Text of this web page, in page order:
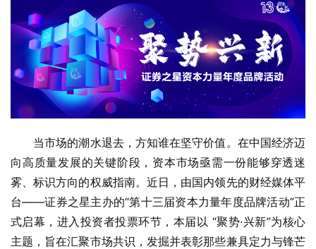
当市场的潮水退去，方知谁在坚守价值。在中国经济迈
向高质量发展的关键阶段，资本市场亟需一份能够穿透迷
雾、标识方向的权威指南。近日，由国内领先的财经媒体平
台——证券之星主办的“第十三届资本力量年度品牌活动”正
式启幕，进入投资者投票环节，本届以 “聚势·兴新”为核心
主题，旨在汇聚市场共识，发掘并表彰那些兼具定力与锋芒